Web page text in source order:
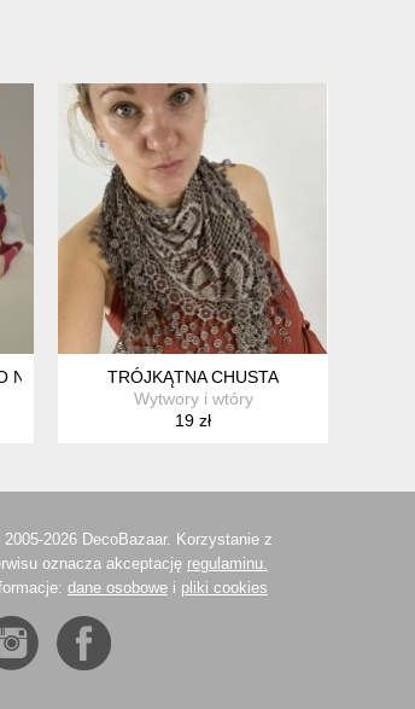
ROWER
TRÓJKĄTNA CHUSTA
Wytwory i wtóry
19 zł
2005-2026 DecoBazaar. Korzystanie z
oznacza akceptację regulaminu.
dane osobowe i pliki cookies